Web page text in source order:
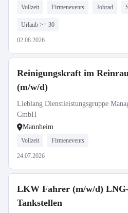
Vollzeit Firmenevents Jobrad
Urlaub >= 30
02.08.2026
Reinigungskraft im
(m/w/d)
Lieblang Dienstleistungsgruppe
GmbH
Mannheim
Vollzeit Firmenevents
24.07.2026
LKW Fahrer (m/w/d)
Tankstellen